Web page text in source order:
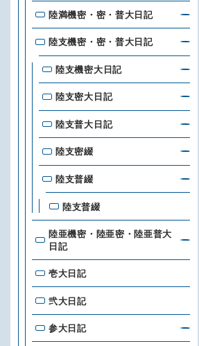
陸満機密・密・普大日記
陸支機密・密・普大日記
陸支機密大日記
陸支密大日記
陸支普大日記
陸支密綴
陸支普綴
陸支普綴
陸亜機密・陸亜密・陸亜普大
日記
壱大日記
弐大日記
参大日記